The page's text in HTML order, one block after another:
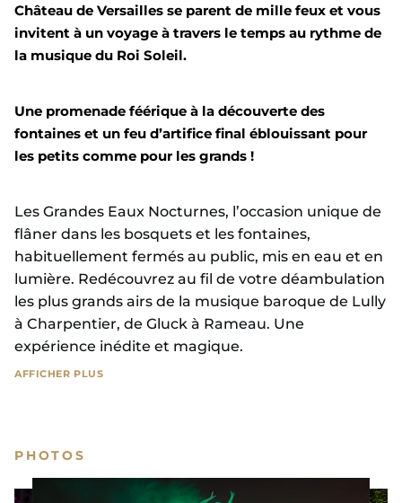
Château de Versailles se parent de mille feux et vous
invitent à un voyage à travers le temps au rythme de
la musique du Roi Soleil.
Une promenade féérique à la découverte des
fontaines et un feu d’artifice final éblouissant pour
les petits comme pour les grands !
Les Grandes Eaux Nocturnes, l’occasion unique de
flâner dans les bosquets et les fontaines,
habituellement fermés au public, mis en eau et en
lumière. Redécouvrez au fil de votre déambulation
les plus grands airs de la musique baroque de Lully
à Charpentier, de Gluck à Rameau. Une
expérience inédite et magique.
AFFICHER PLUS
lumière au Bassin de Neptune, plus grand bassin
des jardins du Château de Versailles.
PHOTOS